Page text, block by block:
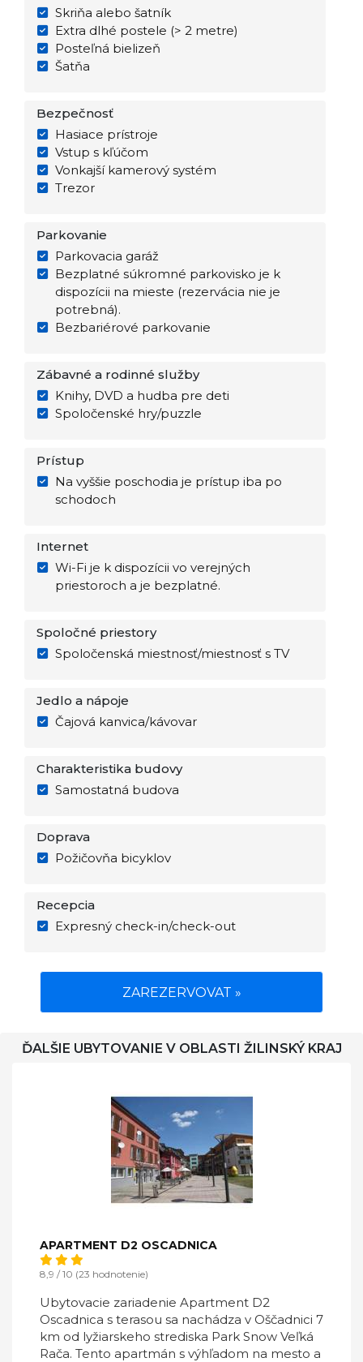
Skriňa alebo šatník
Extra dlhé postele (> 2 metre)
Posteľná bielizeň
Šatňa
Bezpečnosť
Hasiace prístroje
Vstup s kľúčom
Vonkajší kamerový systém
Trezor
Parkovanie
Parkovacia garáž
Bezplatné súkromné parkovisko je k
dispozícii na mieste (rezervácia nie je
potrebná).
Bezbariérové parkovanie
Zábavné a rodinné služby
Knihy, DVD a hudba pre deti
Spoločenské hry/puzzle
Prístup
Na vyššie poschodia je prístup iba po
schodoch
Internet
Wi-Fi je k dispozícii vo verejných
priestoroch a je bezplatné.
Spoločné priestory
Spoločenská miestnosť/miestnosť s TV
Jedlo a nápoje
Čajová kanvica/kávovar
Charakteristika budovy
Samostatná budova
Doprava
Požičovňa bicyklov
Recepcia
Expresný check-in/check-out
ZAREZERVOVAT »
ĎALŠIE UBYTOVANIE V OBLASTI ŽILINSKÝ KRAJ
APARTMENT D2 OSCADNICA
8,9 / 10 (23 hodnotenie)
Ubytovacie zariadenie Apartment D2
Oscadnica s terasou sa nachádza v Oščadnici 7
km od lyžiarskeho strediska Park Snow Veľká
Rača. Tento apartmán s výhľadom na mesto a